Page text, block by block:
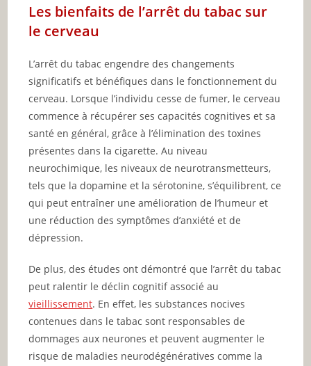
Les bienfaits de l’arrêt du tabac sur
le cerveau
L’arrêt du tabac engendre des changements
significatifs et bénéfiques dans le fonctionnement du
cerveau. Lorsque l’individu cesse de fumer, le cerveau
commence à récupérer ses capacités cognitives et sa
santé en général, grâce à l’élimination des toxines
présentes dans la cigarette. Au niveau
neurochimique, les niveaux de neurotransmetteurs,
tels que la dopamine et la sérotonine, s’équilibrent, ce
qui peut entraîner une amélioration de l’humeur et
une réduction des symptômes d’anxiété et de
dépression.
De plus, des études ont démontré que l’arrêt du tabac
peut ralentir le déclin cognitif associé au
vieillissement. En effet, les substances nocives
contenues dans le tabac sont responsables de
dommages aux neurones et peuvent augmenter le
risque de maladies neurodégénératives comme la